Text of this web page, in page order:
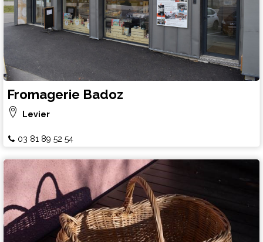
Fromagerie Badoz
Levier
03 81 89 52 54